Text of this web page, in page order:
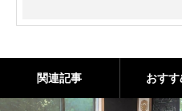
関連記事 おす